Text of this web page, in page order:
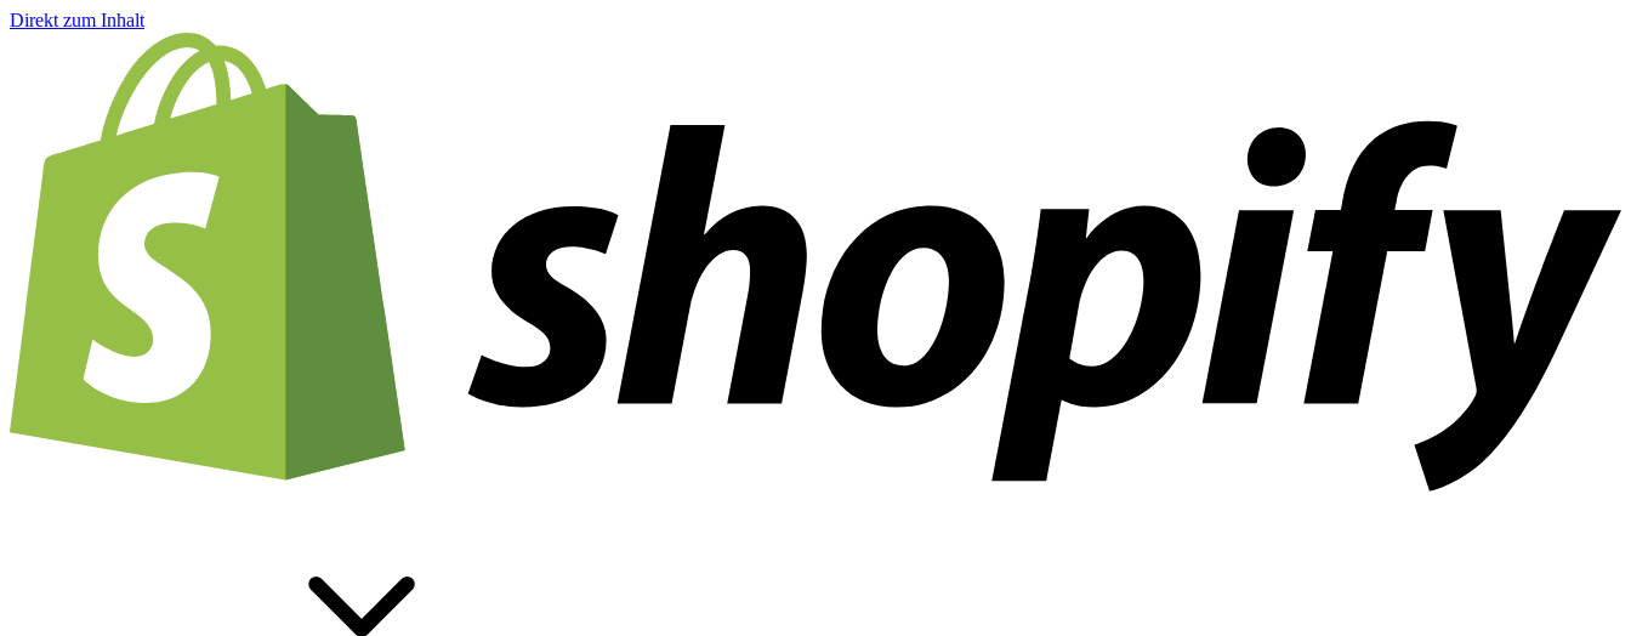
Direkt zum Inhalt